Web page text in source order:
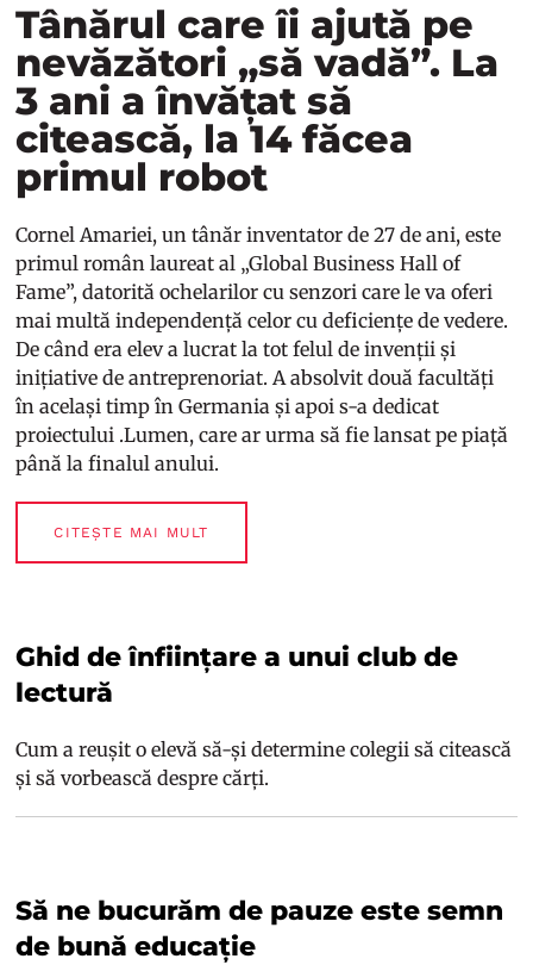
Tânărul care îi ajută pe
nevăzători „să vadă”. La
3 ani a învățat să
citească, la 14 făcea
primul robot
Cornel Amariei, un tânăr inventator de 27 de ani, este
primul român laureat al „Global Business Hall of
Fame”, datorită ochelarilor cu senzori care le va oferi
mai multă independență celor cu deficiențe de vedere.
De când era elev a lucrat la tot felul de invenții și
inițiative de antreprenoriat. A absolvit două facultăți
în același timp în Germania și apoi s-a dedicat
proiectului .Lumen, care ar urma să fie lansat pe piață
până la finalul anului.
CITEȘTE MAI MULT
Ghid de înființare a unui club de
lectură
Cum a reușit o elevă să-și determine colegii să citească
și să vorbească despre cărți.
Să ne bucurăm de pauze este semn
de bună educație